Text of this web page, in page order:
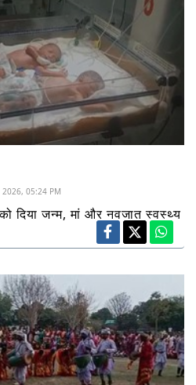
05:24 PM
दिया जन्म, मां और नवजात स्वस्थ्य